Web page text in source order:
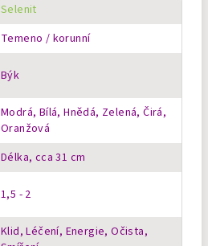
Selenit
Temeno / korunní
Býk
Modrá, Bílá, Hnědá, Zelená, Čirá,
Oranžová
Délka, cca 31 cm
1,5 - 2
Klid, Léčení, Energie, Očista,